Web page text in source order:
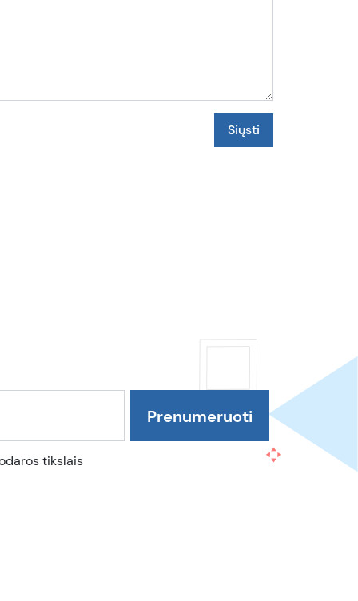
tikslais